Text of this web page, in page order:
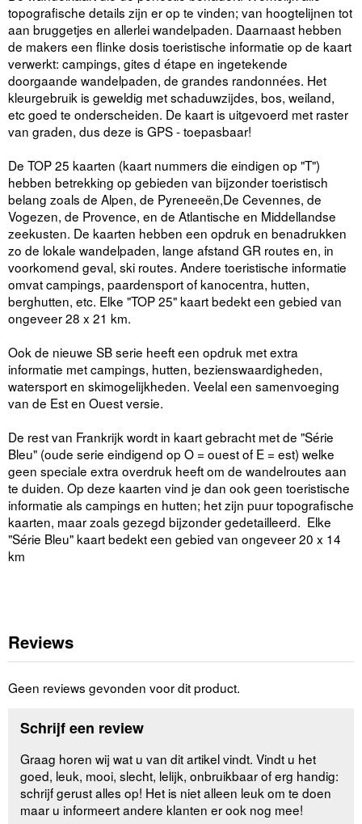
topografische details zijn er op te vinden; van hoogtelijnen tot
aan bruggetjes en allerlei wandelpaden. Daarnaast hebben
de makers een flinke dosis toeristische informatie op de kaart
verwerkt: campings, gites d étape en ingetekende
doorgaande wandelpaden, de grandes randonnées. Het
kleurgebruik is geweldig met schaduwzijdes, bos, weiland,
etc goed te onderscheiden. De kaart is uitgevoerd met raster
van graden, dus deze is GPS - toepasbaar!
De TOP 25 kaarten (kaart nummers die eindigen op "T")
hebben betrekking op gebieden van bijzonder toeristisch
belang zoals de Alpen, de Pyreneeën,De Cevennes, de
Vogezen, de Provence, en de Atlantische en Middellandse
zeekusten. De kaarten hebben een opdruk en benadrukken
zo de lokale wandelpaden, lange afstand GR routes en, in
voorkomend geval, ski routes. Andere toeristische informatie
omvat campings, paardensport of kanocentra, hutten,
berghutten, etc. Elke "TOP 25" kaart bedekt een gebied van
ongeveer 28 x 21 km.
Ook de nieuwe SB serie heeft een opdruk met extra
informatie met campings, hutten, bezienswaardigheden,
watersport en skimogelijkheden. Veelal een samenvoeging
van de Est en Ouest versie.
De rest van Frankrijk wordt in kaart gebracht met de "Série
Bleu" (oude serie eindigend op O = ouest of E = est) welke
geen speciale extra overdruk heeft om de wandelroutes aan
te duiden. Op deze kaarten vind je dan ook geen toeristische
informatie als campings en hutten; het zijn puur topografische
kaarten, maar zoals gezegd bijzonder gedetailleerd. Elke
"Série Bleu" kaart bedekt een gebied van ongeveer 20 x 14
km
Reviews
Geen reviews gevonden voor dit product.
Schrijf een review
Graag horen wij wat u van dit artikel vindt. Vindt u het
goed, leuk, mooi, slecht, lelijk, onbruikbaar of erg handig:
schrijf gerust alles op! Het is niet alleen leuk om te doen
maar u informeert andere klanten er ook nog mee!